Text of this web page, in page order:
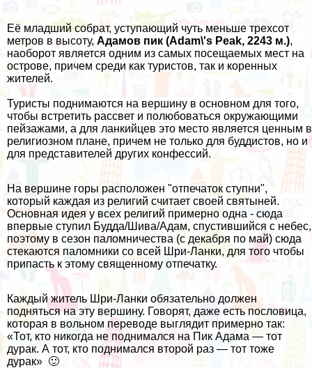
Её младший собрат, уступающий чуть меньше трехсот
метров в высоту, Адамов пик (Adam\'s Peak, 2243 м.),
наоборот является одним из самых посещаемых мест на
острове, причем среди как туристов, так и коренных
жителей.
Туристы поднимаются на вершину в основном для того,
чтобы встретить рассвет и полюбоваться окружающими
пейзажами, а для ланкийцев это место является ценным в
религиозном плане, причем не только для буддистов, но и
для представителей других конфессий.
На вершине горы расположен "отпечаток ступни",
который каждая из религий считает своей святыней.
Основная идея у всех религий примерно одна - сюда
впервые ступил Будда/Шива/Адам, спустившийся с небес,
поэтому в сезон паломничества (с декабря по май) сюда
стекаются паломники со всей Шри-Ланки, для того чтобы
припасть к этому священному отпечатку.
Каждый житель Шри-Ланки обязательно должен
подняться на эту вершину. Говорят, даже есть пословица,
которая в вольном переводе выглядит примерно так:
«Тот, кто никогда не поднимался на Пик Адама — тот
дурак. А тот, кто поднимался второй раз — тот тоже
дурак» 🙂